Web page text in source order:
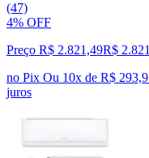
(47)
4% OFF
Preço R$ 2.821,49R$ 2.821
no Pix Ou 10x de R$
juros